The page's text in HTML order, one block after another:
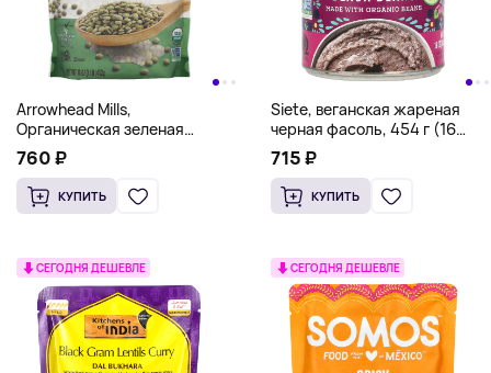
Arrowhead Mills,
Органическая зеленая
чечевица, 16 унций (453 г)
760 ₽
КУПИТЬ
Siete, веганская жареная
черная фасоль, 454 г (16
унций)
715 ₽
КУПИТЬ
СЕГОДНЯ ДЕШЕВЛЕ СЕГОДНЯ ДЕШЕВЛЕ